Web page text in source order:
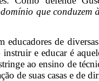
que
educadores de
e educar é
ao ensino de
de suas casas e de